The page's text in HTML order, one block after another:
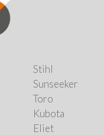
Stihl
Sunseeker
Toro
Kubota
Eliet